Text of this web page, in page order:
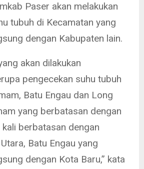
Paser akan melakukan
tubuh di Kecamatan yang
dengan Kabupaten lain.
akan dilakukan
pengecekan suhu tubuh
Batu Engau dan Long
yang berbatasan dengan
berbatasan dengan
Batu Engau yang
dengan Kota Baru,” kata